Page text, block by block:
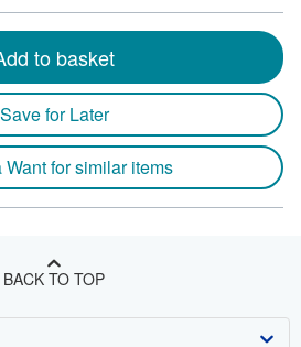
to basket
Save for Later
Want for similar items
BACK TO TOP